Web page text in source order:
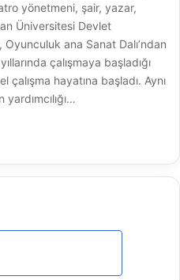
yönetmeni, şair, yazar,
Üniversitesi Devlet
ana Sanat Dalı’ndan
çalışmaya başladığı
hayatına başladı. Aynı